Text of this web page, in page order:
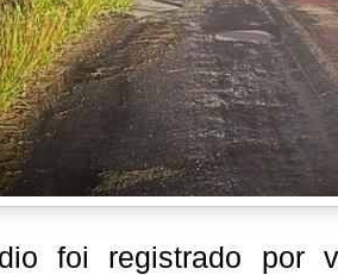
foi registrado por